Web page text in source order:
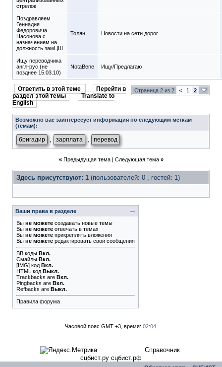
стрелок
Поздравляем
Геннадия
Федоровича
Насонова с
назначением на
должность замЦШ
Толян Новости на сети дорог
Ищу переводчика
англ-рус (не
позднее 15.03.10)
NotaBene Ищу/Предлагаю
Ответить в этой теме
Перейти в
раздел этой темы
Translate to
English
Страница 2 из 2 < 1 2
Возможно вас заинтересует информация по следующим меткам
(темам):
бригадир зарплата перевод
« Предыдущая тема| Следующая тема »
Здесь присутствуют: 1 (пользователей: 0 , гостей: 1)
Ваши права в разделе
Вы не можете создавать новые темы
Вы не можете отвечать в темах
Вы не можете прикреплять вложения
Вы не можете редактировать свои сообщения
BB коды Вкл.
Смайлы Вкл.
[IMG] код Вкл.
HTML код Выкл.
Trackbacks are Вкл.
Pingbacks are Вкл.
Refbacks are Выкл.
Правила форума
Часовой пояс GMT +3, время: 02:04.
Справочник
сцбист.ру сцбист.рф